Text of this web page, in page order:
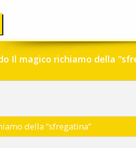
Il magico richiamo della
della “sfregatina”